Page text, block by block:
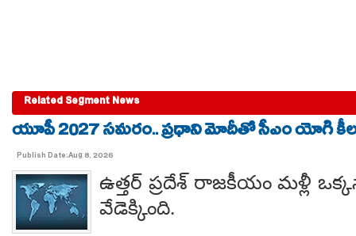
Related Segment News
యూపీ 2027 సమరం.. ప్రధాని మోదీతో సీఎం యోగి
Publish Date:Aug 8, 2026
ఉత్తర్ ప్రదేశ్ రాజకీయం మళ్లీ
వేడెక్కింది.